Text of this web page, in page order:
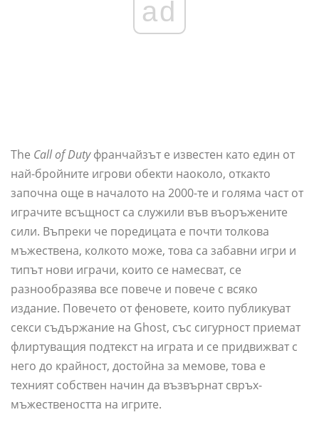
ad
The Call of Dutyфранчайзът е известен като един от
най-бройните игрови обекти наоколо, откакто
започна още в началото на 2000-те и голяма част от
играчите всъщност са служили във въоръжените
сили. Въпреки че поредицата е почти толкова
мъжествена, колкото може, това са забавни игри и
типът нови играчи, които се намесват, се
разнообразява все повече и повече с всяко
издание. Повечето от феновете, които публикуват
секси съдържание на Ghost, със сигурност приемат
флиртуващия подтекст на играта и се придвижват с
него до крайност, достойна за мемове, това е
техният собствен начин да възвърнат свръх-
мъжествеността на игрите.